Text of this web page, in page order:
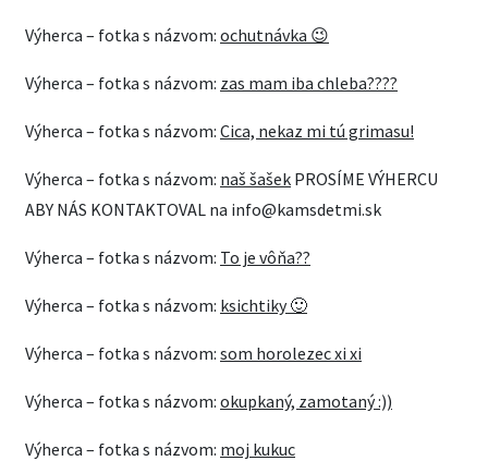
Výherca – fotka s názvom: ochutnávka 😉
Výherca – fotka s názvom: zas mam iba chleba????
Výherca – fotka s názvom: Cica, nekaz mi tú grimasu!
Výherca – fotka s názvom: naš šašek PROSÍME VÝHERCU
ABY NÁS KONTAKTOVAL na info@kamsdetmi.sk
Výherca – fotka s názvom: To je vôňa??
Výherca – fotka s názvom: ksichtiky 🙂
Výherca – fotka s názvom: som horolezec xi xi
Výherca – fotka s názvom: okupkaný, zamotaný :))
Výherca – fotka s názvom: moj kukuc